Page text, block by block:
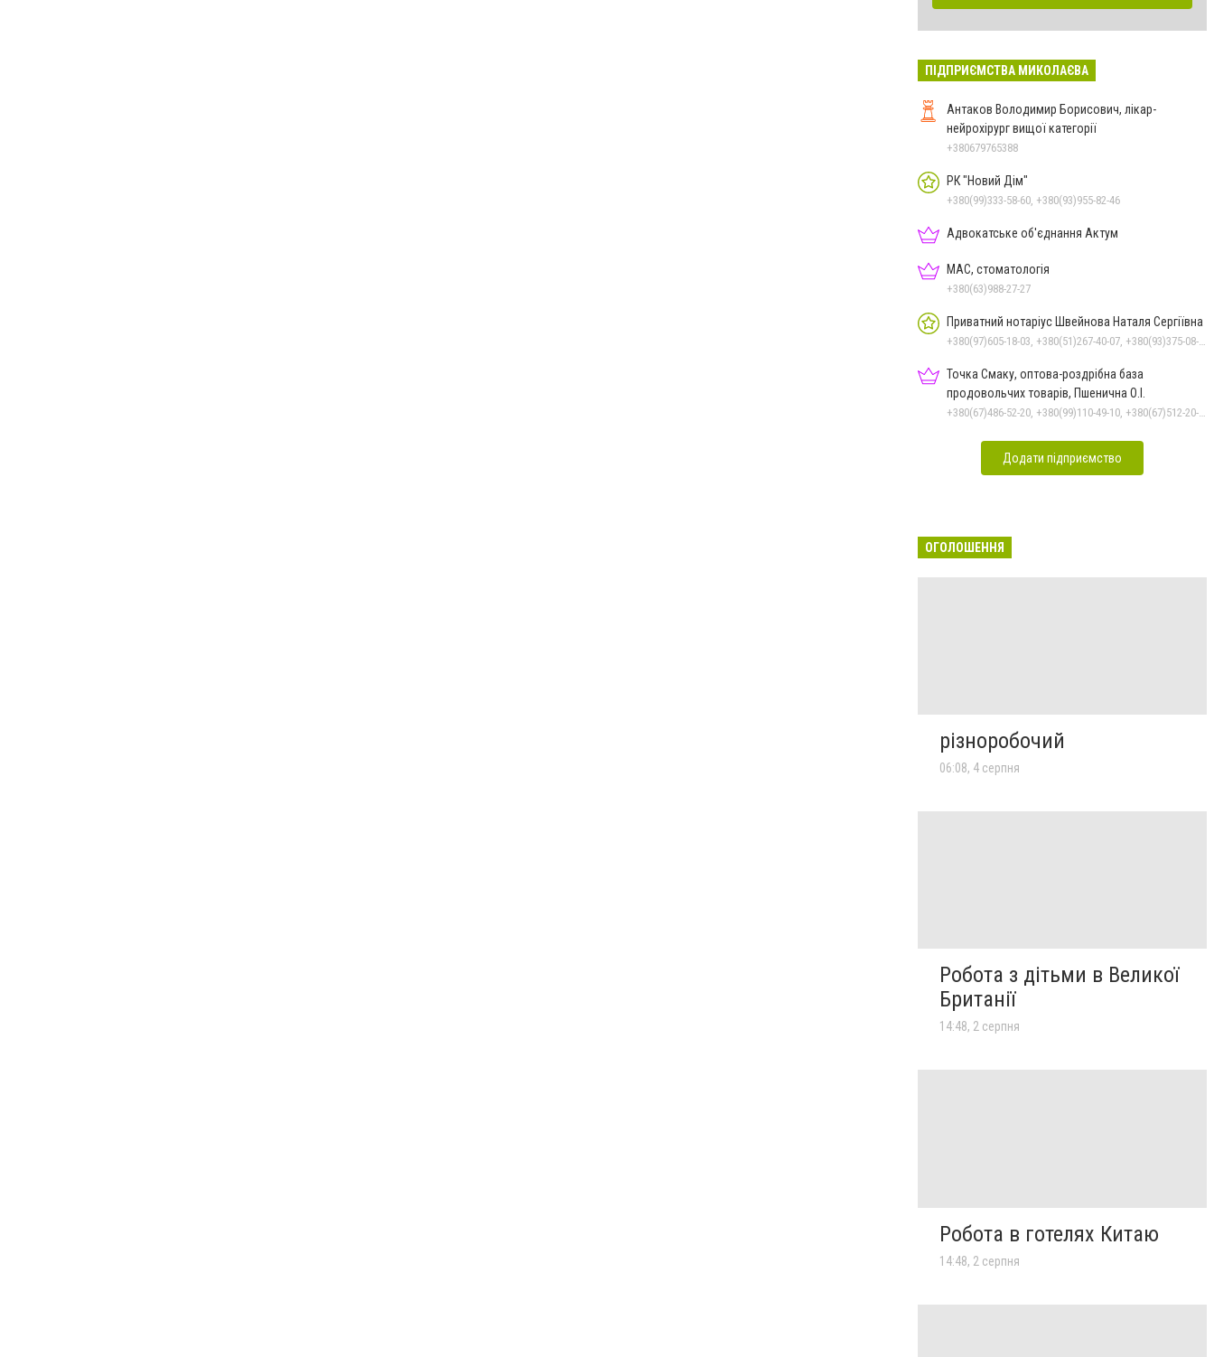
ПІДПРИЄМСТВА МИКОЛАЄВА
Антаков Володимир Борисович, лікар-
нейрохірург вищої категорії
+380679765388
РК "Новий Дім"
+380(99)333-58-60, +380(93)955-82-46
Адвокатське об'єднання Актум
МАС, стоматологія
+380(63)988-27-27
Приватний нотаріус Швейнова Наталя Сергіївна
Точка Смаку, оптова-роздрібна база
продовольчих товарів, Пшенична О.І.
Додати підприємство
ОГОЛОШЕННЯ
різноробочий
06:08, 4 серпня
Робота з дітьми в Великої
Британії
14:48, 2 серпня
Робота в готелях Китаю
14:48, 2 серпня